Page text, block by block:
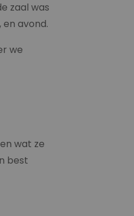
zaal was
avond.
we
wat ze
best